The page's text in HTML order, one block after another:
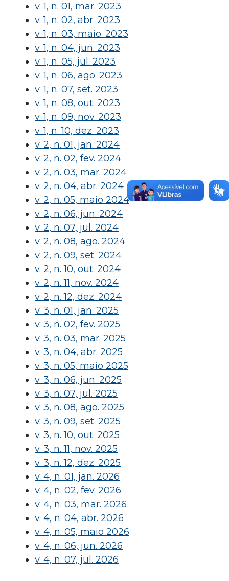
v. 1, n. 01, mar. 2023
v. 1, n. 02, abr. 2023
v. 1, n. 03, maio. 2023
v. 1, n. 04, jun. 2023
v. 1, n. 05, jul. 2023
v. 1, n. 06, ago. 2023
v. 1, n. 07, set. 2023
v. 1, n. 08, out. 2023
v. 1, n. 09, nov. 2023
v. 1, n. 10, dez. 2023
v. 2, n. 01, jan. 2024
v. 2, n. 02, fev. 2024
v. 2, n. 03, mar. 2024
v. 2, n. 04, abr. 2024
v. 2, n. 05, maio 2024
v. 2, n. 06, jun. 2024
v. 2, n. 07, jul. 2024
v. 2, n. 08, ago. 2024
v. 2, n. 09, set. 2024
v. 2, n. 10, out. 2024
v. 2, n. 11, nov. 2024
v. 2, n. 12, dez. 2024
v. 3, n. 01, jan. 2025
v. 3, n. 02, fev. 2025
v. 3, n. 03, mar. 2025
v. 3, n. 04, abr. 2025
v. 3, n. 05, maio 2025
v. 3, n. 06, jun. 2025
v. 3, n. 07, jul. 2025
v. 3, n. 08, ago. 2025
v. 3, n. 09, set. 2025
v. 3, n. 10, out. 2025
v. 3, n. 11, nov. 2025
v. 3, n. 12, dez. 2025
v. 4, n. 01, jan. 2026
v. 4, n. 02, fev. 2026
v. 4, n. 03, mar. 2026
v. 4, n. 04, abr. 2026
v. 4, n. 05, maio 2026
v. 4, n. 06, jun. 2026
v. 4, n. 07, jul. 2026